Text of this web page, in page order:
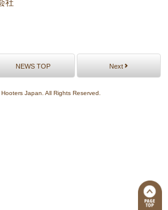
社
NEWS TOP Next
Japan. All Rights Reserved.